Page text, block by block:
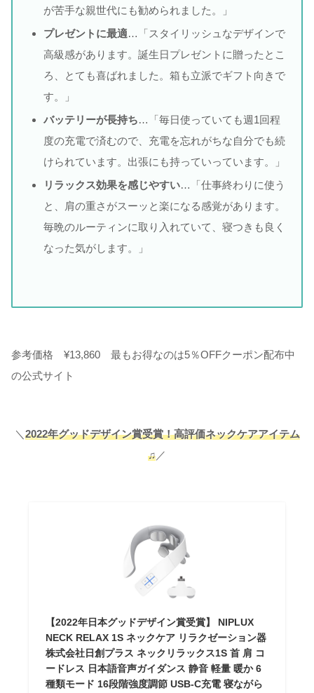
が苦手な親世代にも勧められました。」
プレゼントに最適…「スタイリッシュなデザインで
高級感があります。誕生日プレゼントに贈ったとこ
ろ、とても喜ばれました。箱も立派でギフト向きで
す。」
バッテリーが長持ち…「毎日使っていても週1回程
度の充電で済むので、充電を忘れがちな自分でも続
けられています。出張にも持っていっています。」
リラックス効果を感じやすい…「仕事終わりに使う
と、肩の重さがスーッと楽になる感覚があります。
毎晩のルーティンに取り入れていて、寝つきも良く
なった気がします。」
参考価格 ¥13,860 最もお得なのは5％OFFクーポン配布中
の公式サイト
＼ 2022年グッドデザイン賞受賞！高評価ネックケアアイテム
♫／
【2022年日本グッドデザイン賞受賞】 NIPLUX
NECK RELAX 1S ネックケア リラクゼーション器
株式会社日創プラス ネックリラックス1S 首 肩 コ
ードレス 日本語音声ガイダンス 静音 軽量 暖か 6
種類モード 16段階強度調節 USB-C充電 寝ながら